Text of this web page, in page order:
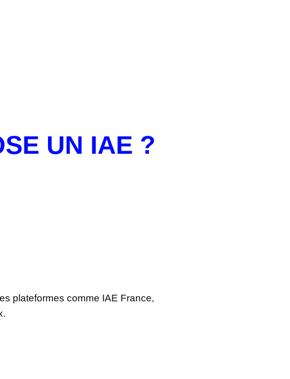
UN IAE ?
plateformes comme IAE France,